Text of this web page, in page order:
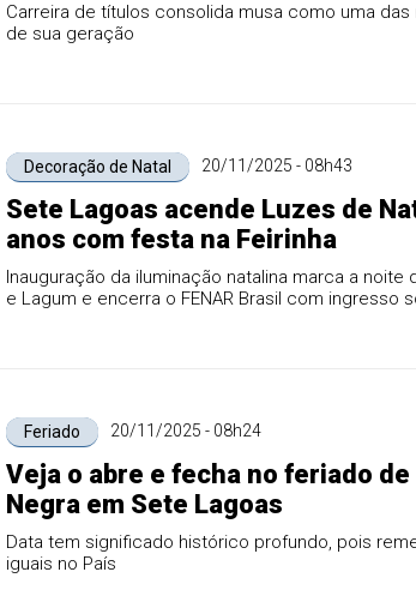
Carreira de títulos consolida musa como uma
de sua geração
Decoração de Natal 20/11/2025 - 08h43
Sete Lagoas acende Luzes de
anos com festa na Feirinha
Inauguração da iluminação natalina marca a noite
e Lagum e encerra o FENAR Brasil com ingresso
Feriado 20/11/2025 - 08h24
Veja o abre e fecha no feriado
Negra em Sete Lagoas
Data tem significado histórico profundo, pois
iguais no País